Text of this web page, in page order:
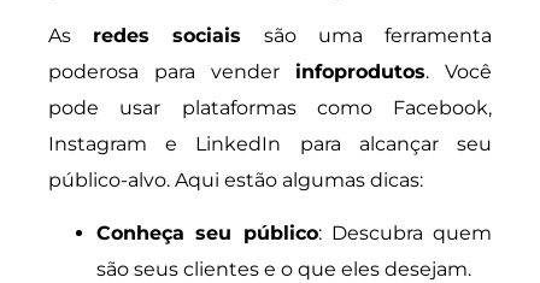
As redes sociais são uma ferramenta
poderosa para vender infoprodutos. Você
pode usar plataformas como Facebook,
Instagram e LinkedIn para alcançar seu
público-alvo. Aqui estão algumas dicas:
Conheça seu público: Descubra quem
são seus clientes e o que eles desejam.